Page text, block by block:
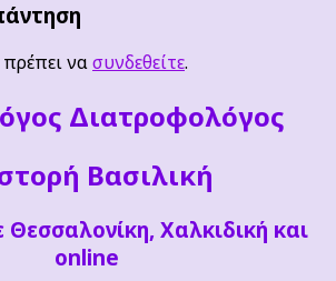
πρέπει νασυνδεθείτε.
Διατροφολόγος
Βασιλική
Θεσσαλονίκη, Χαλκιδική και
online